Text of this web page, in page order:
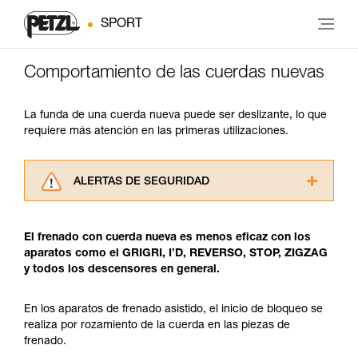
SPORT
Comportamiento de las cuerdas nuevas
La funda de una cuerda nueva puede ser deslizante, lo que
requiere más atención en las primeras utilizaciones.
ALERTAS DE SEGURIDAD
consultarlo. Usted debe comprender la
información de la ficha técnica para poder
comprender este complemento informativo.
y un entrenamiento específico. Confirme a
través de un profesional su capacidad para
El frenado con cuerda nueva es menos eficaz con los
aparatos como el GRIGRI, I’D, REVERSO, STOP, ZIGZAG
y todos los descensores en general.
En los aparatos de frenado asistido, el inicio de bloqueo se
realiza por rozamiento de la cuerda en las piezas de
frenado.